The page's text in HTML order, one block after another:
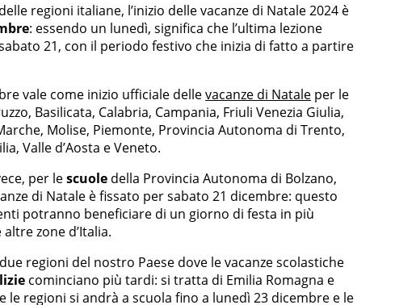
regioni italiane, l’inizio delle vacanze di Natale 2024 è
: essendo un lunedì, significa che l’ultima lezione
21, con il periodo festivo che inizia di fatto a partire
vale come inizio ufficiale dellevacanze di Natale per le
Basilicata, Calabria, Campania, Friuli Venezia Giulia,
Molise, Piemonte, Provincia Autonoma di Trento,
Valle d’Aosta e Veneto.
per lescuole della Provincia Autonoma di Bolzano,
di Natale è fissato per sabato 21 dicembre: questo
potranno beneficiare di un giorno di festa in più
zone d’Italia.
regioni del nostro Paese dove le vacanze scolastiche
cominciano più tardi: si tratta di Emilia Romagna e
le regioni si andrà a scuola fino a lunedì 23 dicembre e le